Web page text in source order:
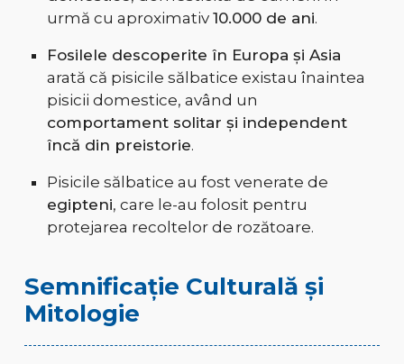
urmă cu aproximativ 10.000 de ani.
Fosilele descoperite în Europa și Asia
arată că pisicile sălbatice existau înaintea
pisicii domestice, având un
comportament solitar și independent
încă din preistorie.
Pisicile sălbatice au fost venerate de
egipteni, care le-au folosit pentru
protejarea recoltelor de rozătoare.
Semnificație Culturală și
Mitologie